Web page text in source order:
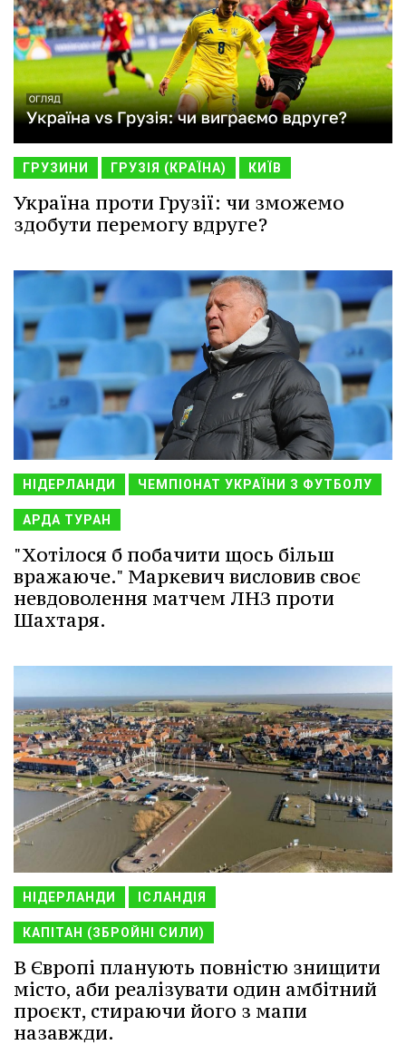
ГРУЗИНИ ГРУЗІЯ (КРАЇНА) КИЇВ
Україна проти Грузії: чи зможемо
здобути перемогу вдруге?
НІДЕРЛАНДИ ЧЕМПІОНАТ УКРАЇНИ З ФУТБОЛУ
АРДА ТУРАН
"Хотілося б побачити щось більш
вражаюче." Маркевич висловив своє
невдоволення матчем ЛНЗ проти
Шахтаря.
НІДЕРЛАНДИ ІСЛАНДІЯ
КАПІТАН (ЗБРОЙНІ СИЛИ)
В Європі планують повністю знищити
місто, аби реалізувати один амбітний
проєкт, стираючи його з мапи
назавжди.